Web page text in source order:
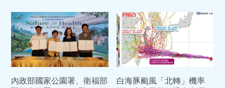
內政部國家公園署、衛福部
白海豚颱風「北轉」機率